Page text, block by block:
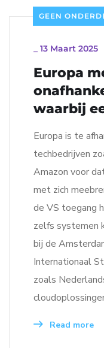
GEEN
13 Maart 2025
Europa
waarbij
Europa is te
techbedrijven
Amazon voor
met zich
de VS toegang
zelfs systemen
bij de
Internationaal
zoals
Read more